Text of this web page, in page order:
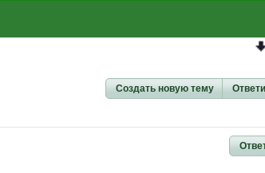
Создать новую тему